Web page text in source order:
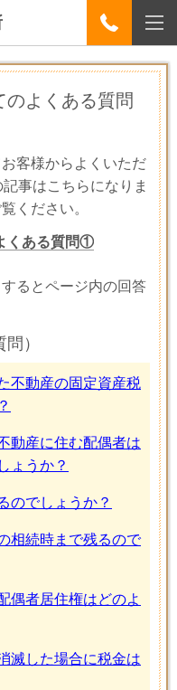
のよくある質問
客様からよくいただ
記事はこちらになりま
ください。
くある質問①
るとページ内の回答
）
不動産の固定資産税
動産に住む配偶者は
ょうか？
のでしょうか？
相続時まで残るので
偶者居住権はどのよ
滅した場合に税金は